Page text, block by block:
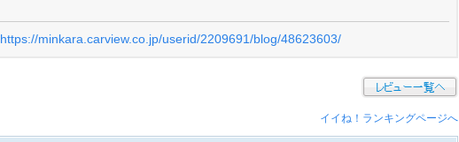
https://minkara.carview.co.jp/userid/2209691/blog/48623603/
イイね！ランキングページへ